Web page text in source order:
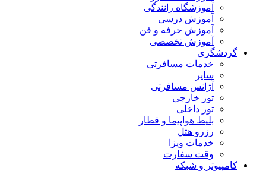
آموزشگاه رانندگی
آموزش درسی
آموزش حرفه و فن
آموزش تخصصی
گردشگری
خدمات مسافرتی
سایر
آژانس مسافرتی
تور خارجی
تور داخلی
بلیط هواپیما و قطار
رزرو هتل
خدمات ویزا
وقت سفارت
کامپیوتر و شبکه